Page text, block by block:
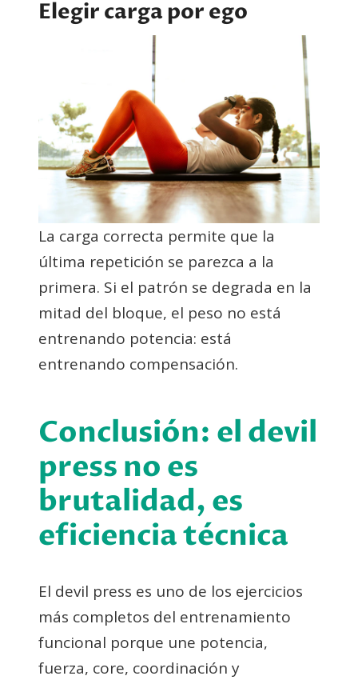
Elegir carga por ego
La carga correcta permite que la
última repetición se parezca a la
primera. Si el patrón se degrada en la
mitad del bloque, el peso no está
entrenando potencia: está
entrenando compensación.
Conclusión: el devil
press no es
brutalidad, es
eficiencia técnica
El devil press es uno de los ejercicios
más completos del entrenamiento
funcional porque une potencia,
fuerza, core, coordinación y